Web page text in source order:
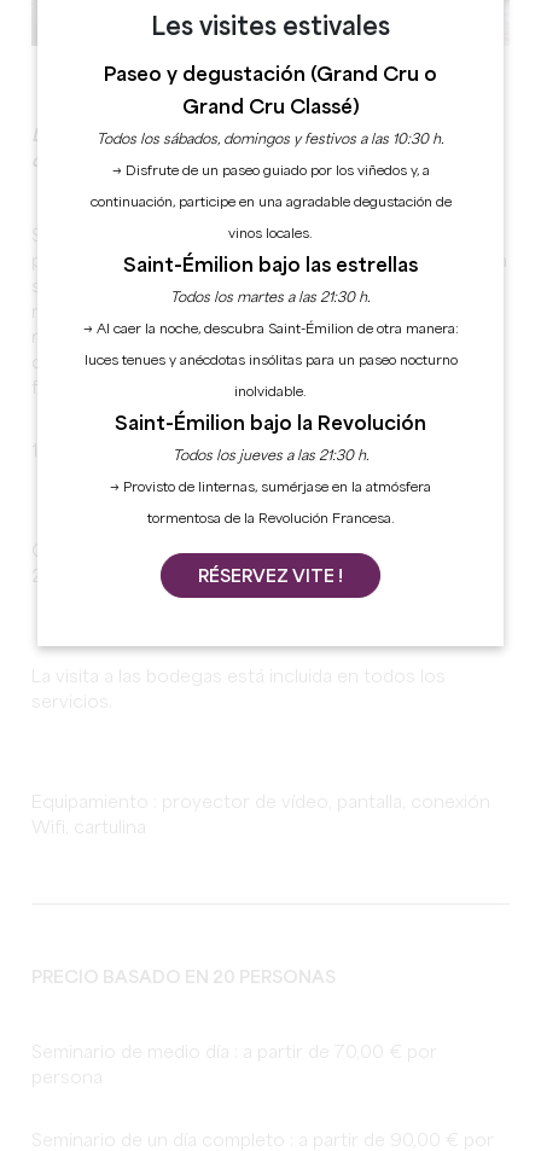
Ver todas las fotos
Disfrute de la riqueza de los 400 años de historia del
castillo
Situada a las puertas de Saint-Émilion, esta bodega,
propiedad de la familia desde hace cuatro siglos, se alza
sobre una colina de piedra caliza. Cuenta con
numerosas ventajas: un marco excepcional para sus
reuniones y una magnífica sala para un momento de
convivencia. Esta actividad se desarrolla en un entorno
familiar, dinámico, tradicional y acogedor.
1 sala de seminarios, la misma sala para el catering
Capacidad para seminarios: 30 personas en un teatro y
25 personas en forma de U
La visita a las bodegas está incluida en todos los
servicios.
Equipamiento : proyector de vídeo, pantalla, conexión
Wifi, cartulina
PRECIO BASADO EN 20 PERSONAS
Seminario de medio día : a partir de 70,00 € por
persona
Seminario de un día completo : a partir de 90,00 € por
Les visites estivales
Paseo y degustación (Grand Cru o
Grand Cru Classé)
Todos los sábados, domingos y festivos a las 10:30 h.
→ Disfrute de un paseo guiado por los viñedos y, a
continuación, participe en una agradable degustación de
vinos locales.
Saint-Émilion bajo las estrellas
Todos los martes a las 21:30 h.
→ Al caer la noche, descubra Saint-Émilion de otra manera:
luces tenues y anécdotas insólitas para un paseo nocturno
inolvidable.
Saint-Émilion bajo la Revolución
Todos los jueves a las 21:30 h.
→ Provisto de linternas, sumérjase en la atmósfera
tormentosa de la Revolución Francesa.
RÉSERVEZ VITE !